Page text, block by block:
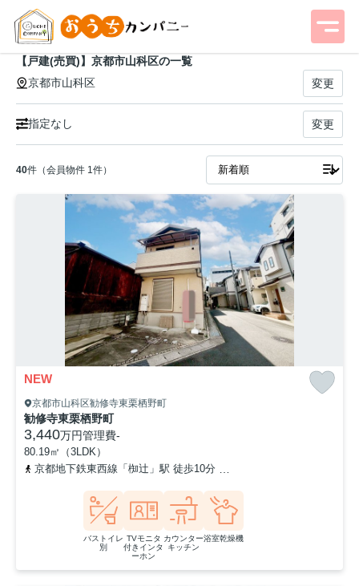
【戸建(売買)】京都市山科区の一覧
京都市山科区
変更
指定なし 変更
40件（会員物件 1件）
NEW
京都市山科区勧修寺東栗栖野町
勧修寺東栗栖野町
3,440万円管理費-
80.19㎡（3LDK）
京都地下鉄東西線「椥辻」駅 徒歩10分
バストイレ
別
TVモニタ
付きインタ
ーホン
カウンター
キッチン
浴室乾燥機